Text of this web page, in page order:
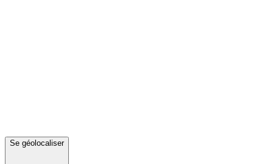
Se géolocaliser